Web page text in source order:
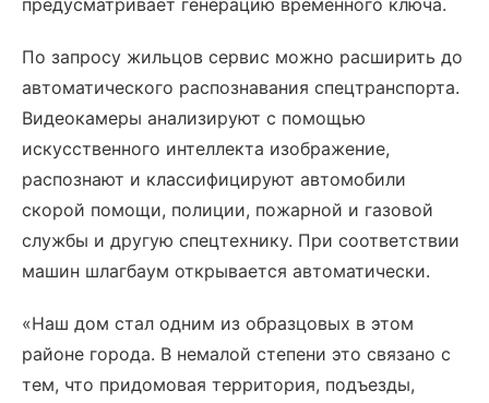
предусматривает генерацию временного ключа.
По запросу жильцов сервис можно расширить до
автоматического распознавания спецтранспорта.
Видеокамеры анализируют с помощью
искусственного интеллекта изображение,
распознают и классифицируют автомобили
скорой помощи, полиции, пожарной и газовой
службы и другую спецтехнику. При соответствии
машин шлагбаум открывается автоматически.
«Наш дом стал одним из образцовых в этом
районе города. В немалой степени это связано с
тем, что придомовая территория, подъезды,